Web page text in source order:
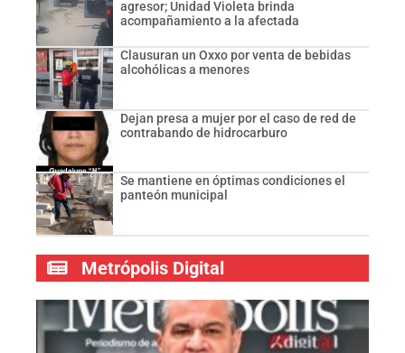
agresor; Unidad Violeta brinda
acompañamiento a la afectada
Clausuran un Oxxo por venta de bebidas
alcohólicas a menores
Dejan presa a mujer por el caso de red de
contrabando de hidrocarburo
Se mantiene en óptimas condiciones el
panteón municipal
Metrópolis Digital